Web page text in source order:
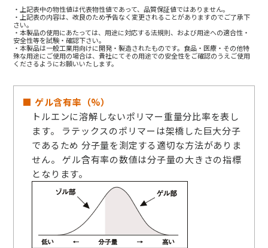
・上記表中の物性値は代表物性値であって、品質保証値ではありません。
・上記表の内容は、改良のため予告なく変更されることがありますのでご了承下
さい。
・本製品の使用にあたっては、用途に対応する法規則、および用途への適合性・
安全性等を試験・確認下さい。
・本製品は一般工業用向けに開発・製造されたものです。食品・医療・その他特
殊な用途にご使用の場合は、貴社にてその用途での安全性をご確認のうえご使用
くださるようにお願いいたします。
■ ゲル含有率（%）
トルエンに溶解しないポリマー重量分比率を表し
ます。 ラテックスのポリマーは架橋した巨大分子
であるため 分子量を測定する適切な方法がありま
せん。 ゲル含有率の数値は分子量の大きさの指標
となります。